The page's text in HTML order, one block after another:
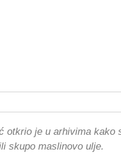
otkrio je u arhivima kako
skupo maslinovo ulje.